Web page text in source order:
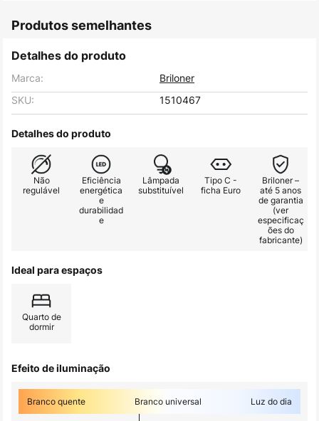
Produtos semelhantes
Detalhes do produto
Marca:
Briloner
SKU:
1510467
Detalhes do produto
Não
regulável
Eficiência
energética
e
durabilidad
e
Lâmpada
substituível
Tipo C -
ficha Euro
Briloner –
até 5 anos
de garantia
(ver
especificaç
ões do
fabricante)
Ideal para espaços
Quarto de
dormir
Efeito de iluminação
Branco quente Branco universal Luz do dia